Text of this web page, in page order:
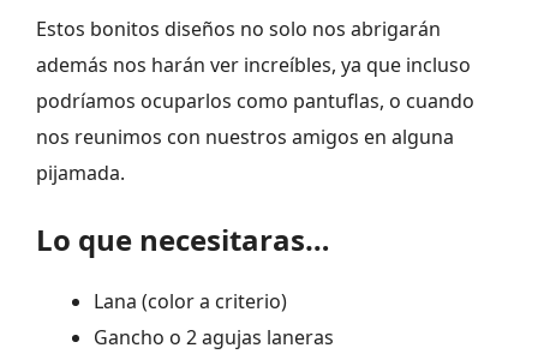
Estos bonitos diseños no solo nos abrigarán
además nos harán ver increíbles, ya que incluso
podríamos ocuparlos como pantuflas, o cuando
nos reunimos con nuestros amigos en alguna
pijamada.
Lo que necesitaras…
Lana (color a criterio)
Gancho o 2 agujas laneras